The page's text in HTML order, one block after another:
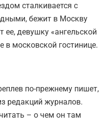
сталкивается с
бежит в Москву
ее, девушку «ангельской
в московской гостинице.
по-прежнему пишет,
редакций журналов.
– о чем он там